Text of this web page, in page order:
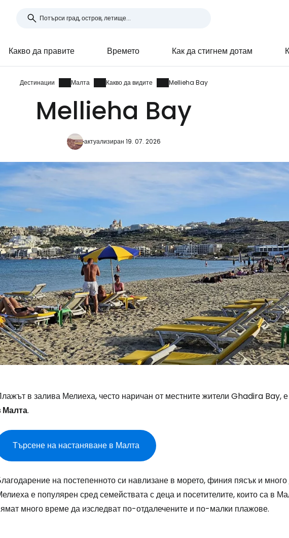
Какво да правите Времето Как да стигнем дотам
Дестинации Малта Какво да видите Mellieha Bay
Mellieha Bay
актуализиран 19. 07. 2026
в залива Мелиеха, често наричан от местните жители Ghadira Bay, е
Малта.
Търсене на настаняване в Малта
на постепенното си навлизане в морето, финия пясък и много
е популярен сред семействата с деца и посетителите, които са в
много време да изследват по-отдалечените и по-малки плажове.